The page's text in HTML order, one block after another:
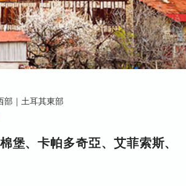
部｜土耳其東部
堡、卡帕多奇亞、艾菲索斯、